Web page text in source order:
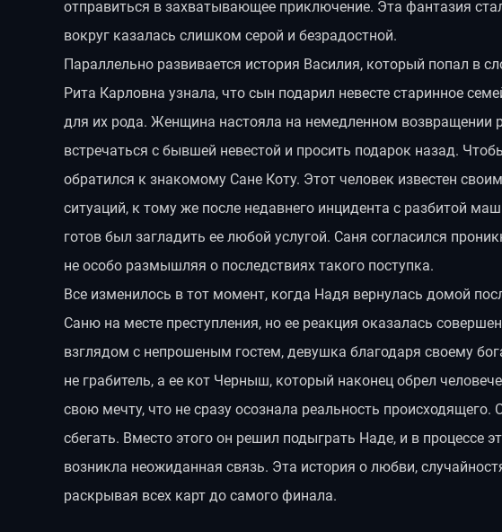
отправиться в захватывающее приключение. Эта фантазия
вокруг казалась слишком серой и безрадостной.
Параллельно развивается история Василия, который попал в
Рита Карловна узнала, что сын подарил невесте старинное
для их рода. Женщина настояла на немедленном возвращении
встречаться с бывшей невестой и просить подарок назад.
обратился к знакомому Сане Коту. Этот человек известен
ситуаций, к тому же после недавнего инцидента с разбитой
готов был загладить ее любой услугой. Саня согласился
не особо размышляя о последствиях такого поступка.
Все изменилось в тот момент, когда Надя вернулась домой
Саню на месте преступления, но ее реакция оказалась
взглядом с непрошеным гостем, девушка благодаря своему
не грабитель, а ее кот Черныш, который наконец обрел
свою мечту, что не сразу осознала реальность происходящего.
сбегать. Вместо этого он решил подыграть Наде, и в процессе
возникла неожиданная связь. Эта история о любви,
раскрывая всех карт до самого финала.